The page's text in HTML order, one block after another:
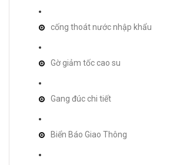
cống thoát nước nhập khẩu
Gờ giảm tốc cao su
Gang đúc chi tiết
Biển Báo Giao Thông